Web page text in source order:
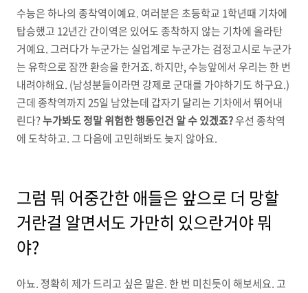
수능은 하나의 종착역이예요. 여러분은 초등학교 1학년때 기차에
탑승했고 12년간 간이역은 있어도 종착하지 않는 기차에 올라탄
거예요. 그러다가 누군가는 실업계로 누군가는 검정고시로 누군가
는 유학으로 잠깐 환승을 한거죠. 하지만, 수능앞에서 우리는 한 번
내려야해요. (남성분들이라면 강제로 군대를 가야하기도 하구요.)
근데 종착역까지 25일 남았는데 갑자기 달리는 기차에서 뛰어내
린다?누가봐도 정말 위험한 행동인건 알 수 있겠죠?우선 종착역
에 도착하고. 그 다음에 고민해봐도 늦지 않아요.
그럼 뭐 어중간한 애들은 앞으로 더 망할
거란걸 알면서도 가만히 있으란거야 뭐
야?
아뇨. 정확히 제가 드리고 싶은 말은. 한 번 미친듯이 해보세요. 고